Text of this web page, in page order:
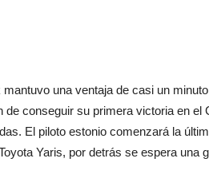
una ventaja de casi un
de conseguir su primera victoria en el
El piloto estonio comenzará la
Yaris, por detrás se espera una